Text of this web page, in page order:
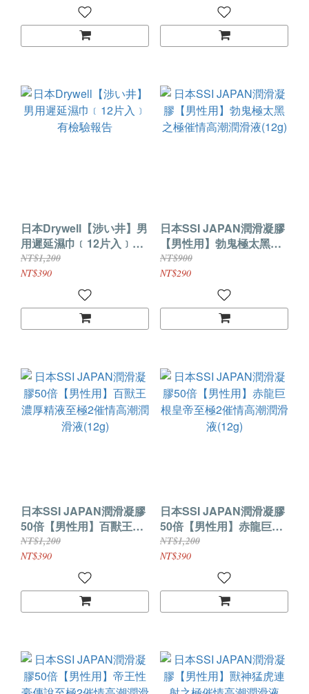
日本Drywell【涉い井】男
用遲延濕巾﹝12片入﹞有
檢驗報告
NT$1,200
NT$390
日本SSI JAPAN潤滑凝膠
【男性用】勃鬼極太黑之
極催情高潮潤滑液(12g)
NT$900
NT$290
日本SSI JAPAN潤滑凝膠
50倍【男性用】百獸王濃
厚精液至極2催情高潮潤滑
液(12g)
NT$1,200
NT$390
日本SSI JAPAN潤滑凝膠
50倍【男性用】赤龍巨根
皇帝至極2催情高潮潤滑液
(12g)
NT$1,200
NT$390